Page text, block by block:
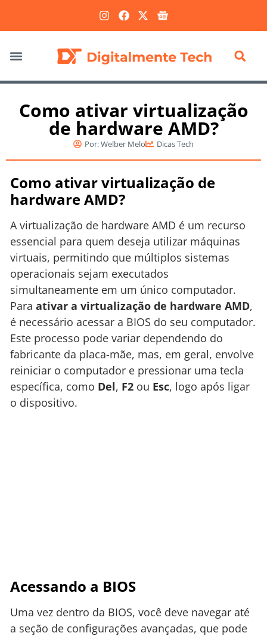
Como ativar virtualização
de hardware AMD?
Por:Welber Melo Dicas Tech
Como ativar virtualização de
hardware AMD?
A virtualização de hardware AMD é um recurso
essencial para quem deseja utilizar máquinas
virtuais, permitindo que múltiplos sistemas
operacionais sejam executados
simultaneamente em um único computador.
Para ativar a virtualização de hardware AMD,
é necessário acessar a BIOS do seu computador.
Este processo pode variar dependendo do
fabricante da placa-mãe, mas, em geral, envolve
reiniciar o computador e pressionar uma tecla
específica, como Del, F2 ou Esc, logo após ligar
o dispositivo.
Acessando a BIOS
Uma vez dentro da BIOS, você deve navegar até
a seção de configurações avançadas, que pode